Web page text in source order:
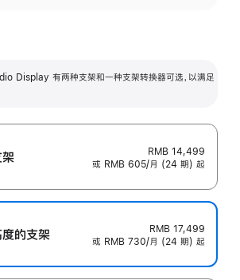
Display 有两种支架和一种支架转换器可选，以满足
架
RMB 14,499
或 RMB 605/月 (24 期) 起
的支‍架
RMB 17,499
或 RMB 730/月 (24 期) 起